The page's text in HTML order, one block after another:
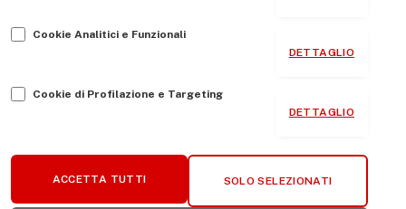
Guida per le autrici e gli autori
96482850581 - Realizzazione SitoKREATIVEROO
Cookie Analitici e Funzionali
DETTAGLIO
Cookie di Profilazione e Targeting
DETTAGLIO
ACCETTA TUTTI SOLO SELEZIONATI